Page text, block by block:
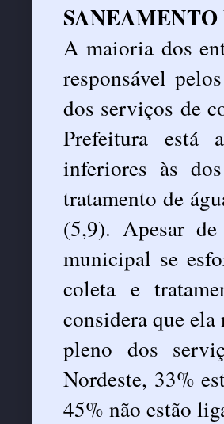
A maioria dos
responsável
dos serviços de
Prefeitura está
inferiores às
tratamento de
(5,9). Apesar
municipal se
coleta e
considera que
pleno dos
Nordeste, 33%
45% não estão